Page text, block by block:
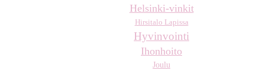
Helsinki-vinkit
Hirsitalo Lapissa
Hyvinvointi
Ihonhoito
Joulu